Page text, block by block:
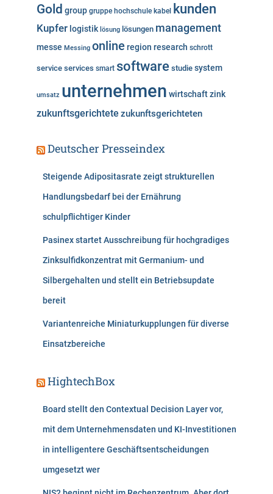
Gold group gruppe hochschule kabel kunden
Kupfer logistik lösung lösungen management
messe Messing online region research schrott
service services smart software studie system
umsatz unternehmen wirtschaftzink
zukunftsgerichtete zukunftsgerichteten
Deutscher Presseindex
Steigende Adipositasrate zeigt strukturellen
Handlungsbedarf bei der Ernährung
schulpflichtiger Kinder
Pasinex startet Ausschreibung für hochgradiges
Zinksulfidkonzentrat mit Germanium- und
Silbergehalten und stellt ein Betriebsupdate
bereit
Variantenreiche Miniaturkupplungen für diverse
Einsatzbereiche
HightechBox
Board stellt den Contextual Decision Layer vor,
mit dem Unternehmensdaten und KI-Investitionen
in intelligentere Geschäftsentscheidungen
umgesetzt wer